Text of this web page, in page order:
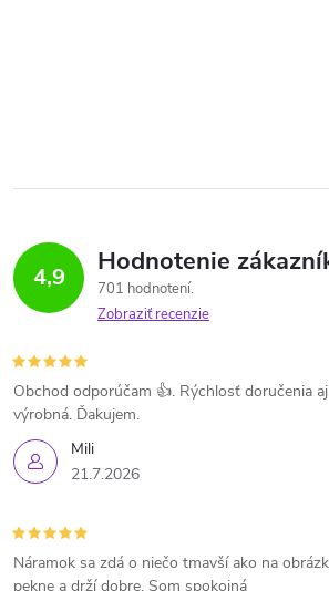
4,9 Hodnotenie
701 hodnotení
Zobraziť recenzie
Mili
21.7.2026
Obchod odporúčam 👍. Rýchlosť doručenia
výrobná. Ďakujem.
Náramok sa zdá o niečo tmavší ako na
pekne a drží dobre. Som spokojná